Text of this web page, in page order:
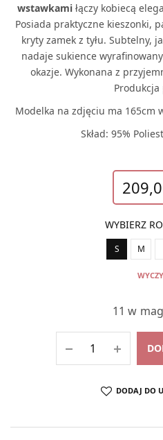
wstawkami łączy kobiecą
Posiada praktyczne kieszonki,
kryty zamek z tyłu. Subtelny,
nadaje sukience
okazje. Wykonana z
Produkcja
Modelka na zdjęciu ma 165cm
Skład: 95%
WYBIERZ
S M
11 w
DODAJ DO